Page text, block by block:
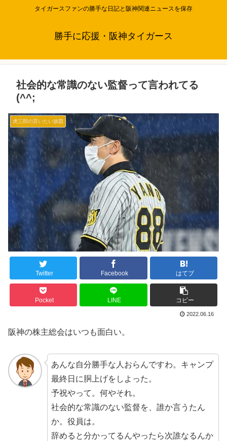
タイガースファンの勝手な日記と阪神関連ニュースを保存
勝手に応援・阪神タイガース
社会的な常識のない監督って言われてる
(^^;
虎三郎の言いたい放題
Twitter Facebook はてブ
Pocket LINE コピー
2022.06.16
阪神の株主総会はいつも面白い。
あんな自分勝手な人おらんですわ。キャンプ
最終日に胴上げをしよった。
予祝やって。何やそれ。
社会的な常識のない監督を、誰か言うたん
か。役員は。
辞めると分かってるんやったら次誰なるんか